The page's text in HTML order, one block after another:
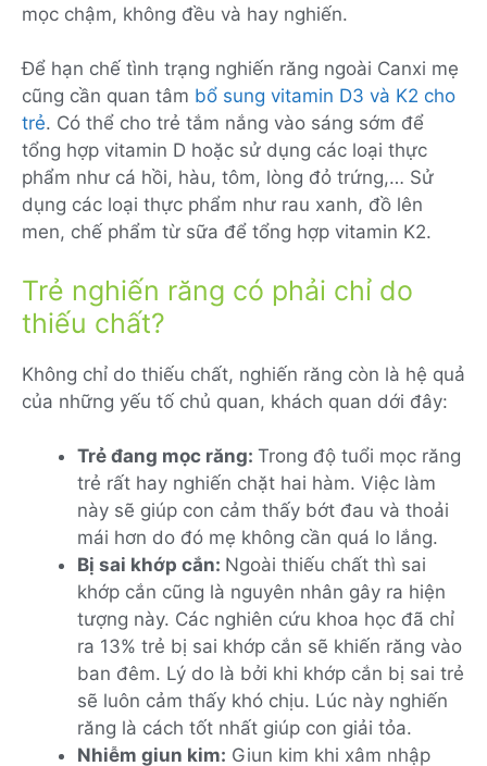
mọc chậm, không đều và hay nghiến.
Để hạn chế tình trạng nghiến răng ngoài Canxi mẹ
cũng cần quan tâm bổ sung vitamin D3 và K2 cho
trẻ. Có thể cho trẻ tắm nắng vào sáng sớm để
tổng hợp vitamin D hoặc sử dụng các loại thực
phẩm như cá hồi, hàu, tôm, lòng đỏ trứng,… Sử
dụng các loại thực phẩm như rau xanh, đồ lên
men, chế phẩm từ sữa để tổng hợp vitamin K2.
Trẻ nghiến răng có phải chỉ do
thiếu chất?
Không chỉ do thiếu chất, nghiến răng còn là hệ quả
của những yếu tố chủ quan, khách quan dới đây:
Trẻ đang mọc răng: Trong độ tuổi mọc răng
trẻ rất hay nghiến chặt hai hàm. Việc làm
này sẽ giúp con cảm thấy bớt đau và thoải
mái hơn do đó mẹ không cần quá lo lắng.
Bị sai khớp cắn: Ngoài thiếu chất thì sai
khớp cắn cũng là nguyên nhân gây ra hiện
tượng này. Các nghiên cứu khoa học đã chỉ
ra 13% trẻ bị sai khớp cắn sẽ khiến răng vào
ban đêm. Lý do là bởi khi khớp cắn bị sai trẻ
sẽ luôn cảm thấy khó chịu. Lúc này nghiến
răng là cách tốt nhất giúp con giải tỏa.
Nhiễm giun kim: Giun kim khi xâm nhập